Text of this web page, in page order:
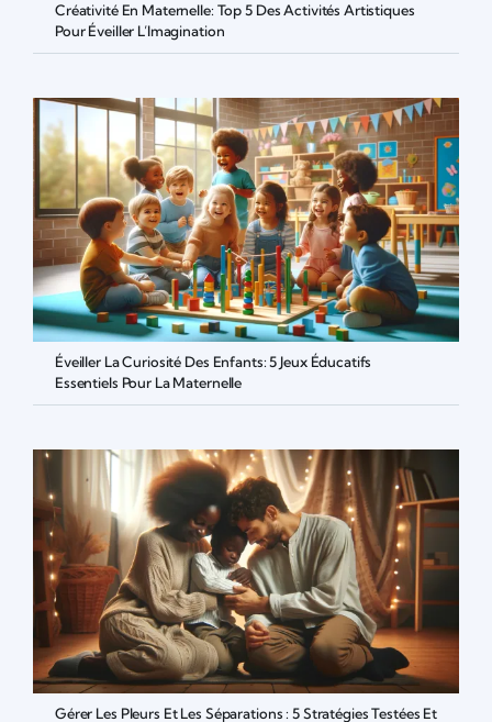
Créativité En Maternelle: Top 5 Des Activités Artistiques
Pour Éveiller L’Imagination
Éveiller La Curiosité Des Enfants: 5 Jeux Éducatifs
Essentiels Pour La Maternelle
Gérer Les Pleurs Et Les Séparations : 5 Stratégies Testées Et